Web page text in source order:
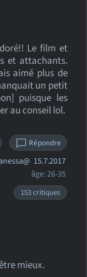
Le film et
et attachants.
aimé plus de
un petit
puisque les
au conseil lol.
Répondre
15.7.2017
âge: 26-35
153 critiques
mieux.